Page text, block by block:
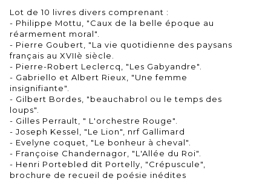
Lot de 10 livres divers comprenant :
- Philippe Mottu, "Caux de la belle époque au
réarmement moral".
- Pierre Goubert, "La vie quotidienne des paysans
français au XVIIè siècle.
- Pierre-Robert Leclercq, "Les Gabyandre".
- Gabriello et Albert Rieux, "Une femme
insignifiante".
- Gilbert Bordes, "beauchabrol ou le temps des
loups".
- Gilles Perrault, " L'orchestre Rouge".
- Joseph Kessel, "Le Lion", nrf Gallimard
- Evelyne coquet, "Le bonheur à cheval".
- Françoise Chandernagor, "L'Allée du Roi".
- Henri Portebled dit Portelly, "Crépuscule",
brochure de recueil de poésie inédites